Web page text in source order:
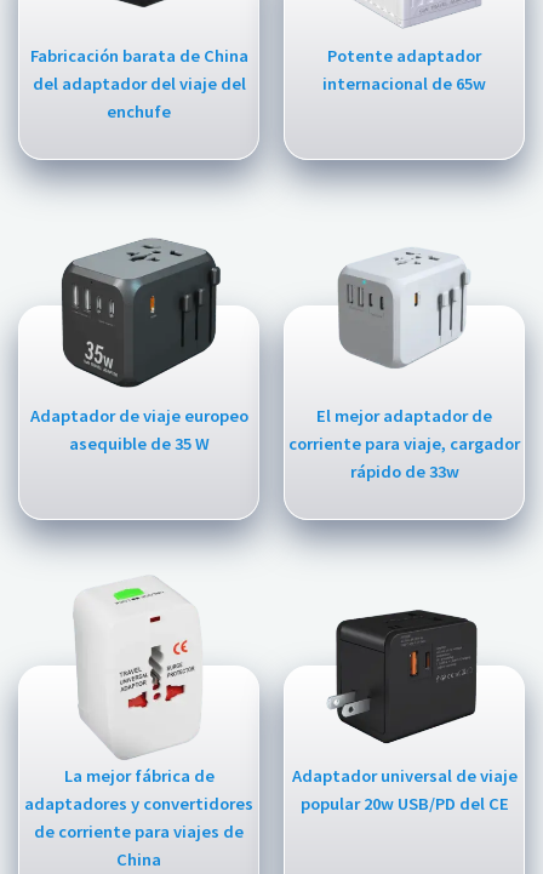
Fabricación barata de China
del adaptador del viaje del
enchufe
Potente adaptador
internacional de 65w
Adaptador de viaje europeo
asequible de 35 W
El mejor adaptador de
corriente para viaje, cargador
rápido de 33w
La mejor fábrica de
adaptadores y convertidores
de corriente para viajes de
China
Adaptador universal de viaje
popular 20w USB/PD del CE